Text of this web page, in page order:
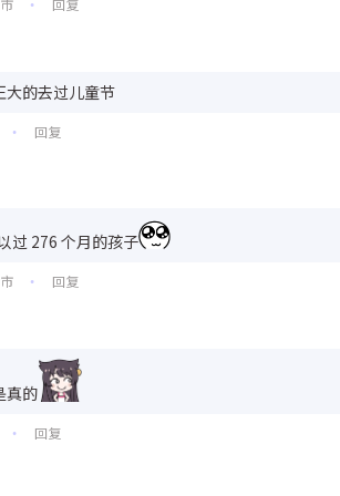
•
大的去过儿童节
• 回复
过 276 个月的孩子
• 回复
真的
• 回复